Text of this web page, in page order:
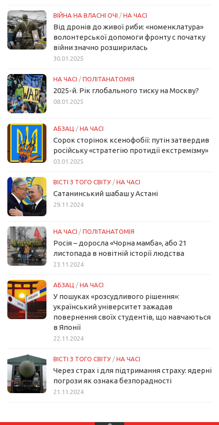
ВІЙНА НА ВЛАСНІ ОЧІ / НА ЧАСІ
Від дронів до живої риби: «номенклатура»
волонтерської допомоги фронту с початку
війни значно розширилась
30.01.2025
НА ЧАСІ / ПОЛІТАНАТОМІЯ
2025-й. Рік глобального тиску на Москву?
08.01.2025
АБЗАЦ / НА ЧАСІ
Сорок сторінок ксенофобії: путін затвердив
російську «стратегію протидії екстремізму»
03.01.2025
ВІСТІ З ТОГО СВІТУ / НА ЧАСІ
Сатанинський шабаш у Астані
29.11.2024
НА ЧАСІ / ПОЛІТАНАТОМІЯ
Росія – доросла «Чорна мамба», або 21
листопада в новітній історії людства
23.11.2024
АБЗАЦ / НА ЧАСІ
У пошуках «розсудливого рішення»:
український університет зажадав
повернення своїх студентів, що навчаються
в Японії
22.11.2024
ВІСТІ З ТОГО СВІТУ / НА ЧАСІ
Через страх і для підтримання страху: ядерні
погрози як ознака безпорадності
21.11.2024